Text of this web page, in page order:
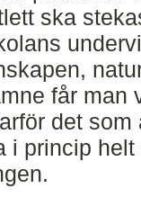
ska
får man
det
i princip